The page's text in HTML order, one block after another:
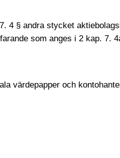
4 § andra stycket
som anges i 2 kap. 7.
värdepapper och